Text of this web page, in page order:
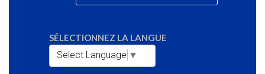
SÉLECTIONNEZ LA LANGUE
Select Language ▼